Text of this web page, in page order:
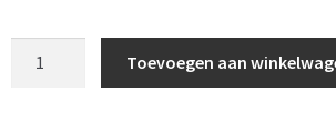
Toevoegen aan